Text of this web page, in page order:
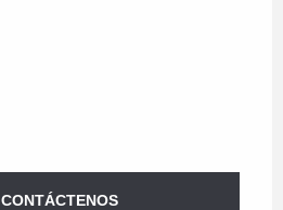
CONTÁCTENOS